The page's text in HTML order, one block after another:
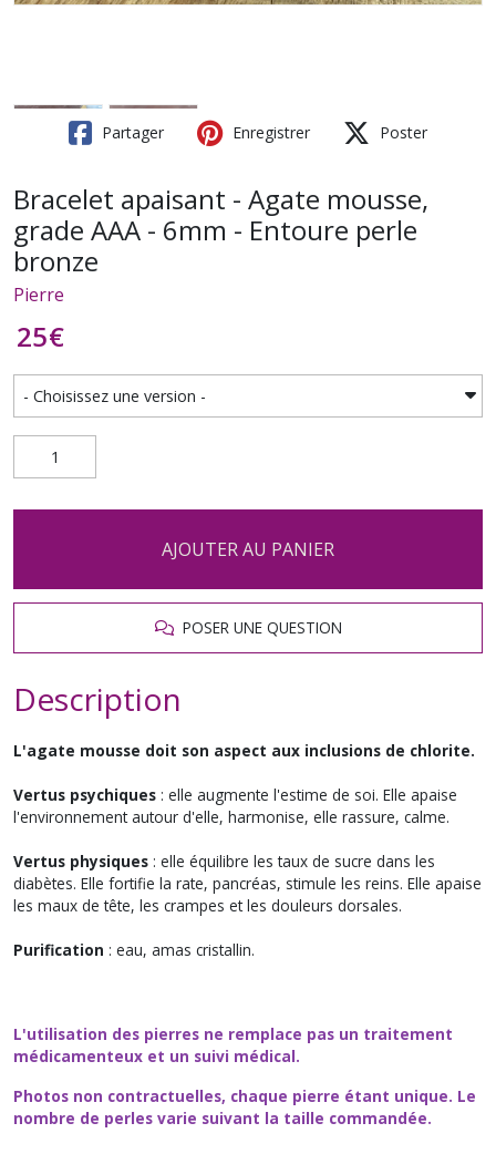
Partager Enregistrer Poster
Bracelet apaisant - Agate mousse,
grade AAA - 6mm - Entoure perle
bronze
Pierre
25€
AJOUTER AU PANIER
POSER UNE QUESTION
Description
L'agate mousse doit son aspect aux inclusions de chlorite.
Vertus psychiques : elle augmente l'estime de soi. Elle apaise
l'environnement autour d'elle, harmonise, elle rassure, calme.
Vertus physiques : elle équilibre les taux de sucre dans les
diabètes. Elle fortifie la rate, pancréas, stimule les reins. Elle apaise
les maux de tête, les crampes et les douleurs dorsales.
Purification : eau, amas cristallin.
L'utilisation des pierres ne remplace pas un traitement
médicamenteux et un suivi médical.
Photos non contractuelles, chaque pierre étant unique. Le
nombre de perles varie suivant la taille commandée.